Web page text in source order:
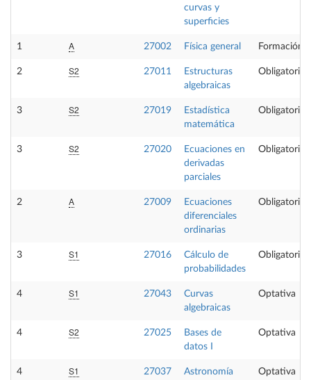
curvas y
superficies
1 A 27002 Física general Formación
2 S2 27011
Estructuras
algebraicas
Obligatoria
3 S2 27019
Estadística
matemática
Obligatoria
3 S2 27020
Ecuaciones en
derivadas
parciales
Obligatoria
2 A 27009
Ecuaciones
diferenciales
ordinarias
Obligatoria
3 S1 27016
Cálculo de
probabilidades
Obligatoria
4 S1 27043
Curvas
algebraicas
Optativa
4 S2 27025
Bases de
datos I
Optativa
4 S1 27037
Astronomía
Optativa